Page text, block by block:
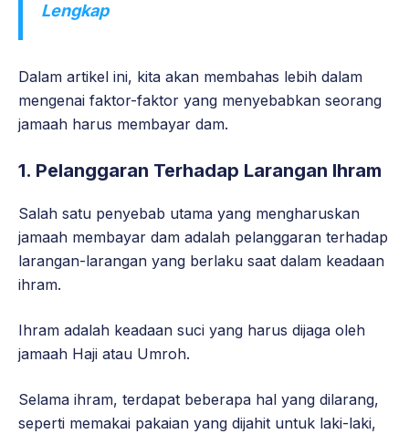
Lengkap
Dalam artikel ini, kita akan membahas lebih dalam
mengenai faktor-faktor yang menyebabkan seorang
jamaah harus membayar dam.
1. Pelanggaran Terhadap Larangan Ihram
Salah satu penyebab utama yang mengharuskan
jamaah membayar dam adalah pelanggaran terhadap
larangan-larangan yang berlaku saat dalam keadaan
ihram.
Ihram adalah keadaan suci yang harus dijaga oleh
jamaah Haji atau Umroh.
Selama ihram, terdapat beberapa hal yang dilarang,
seperti memakai pakaian yang dijahit untuk laki-laki,